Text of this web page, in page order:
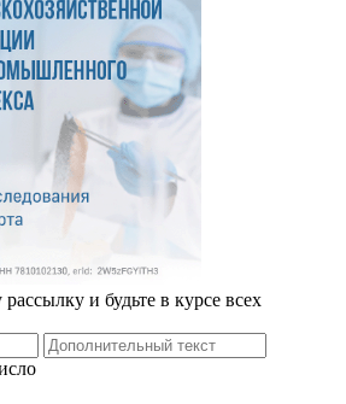
и будьте в курсе всех